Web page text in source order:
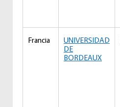
Francia
UNIVERSIDAD
DE
BORDEAUX